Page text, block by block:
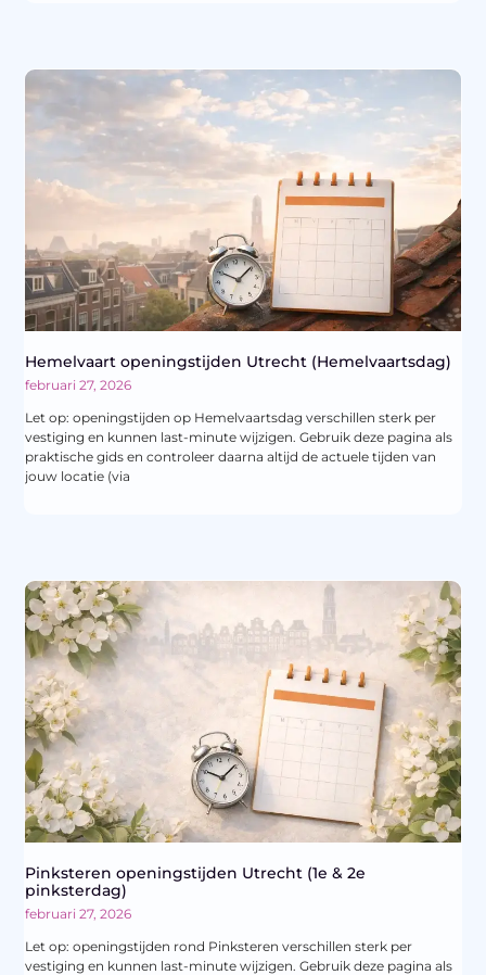
Hemelvaart openingstijden Utrecht (Hemelvaartsdag)
februari 27, 2026
Let op: openingstijden op Hemelvaartsdag verschillen sterk per
vestiging en kunnen last-minute wijzigen. Gebruik deze pagina als
praktische gids en controleer daarna altijd de actuele tijden van
jouw locatie (via
Pinksteren openingstijden Utrecht (1e & 2e
pinksterdag)
februari 27, 2026
Let op: openingstijden rond Pinksteren verschillen sterk per
vestiging en kunnen last-minute wijzigen. Gebruik deze pagina als